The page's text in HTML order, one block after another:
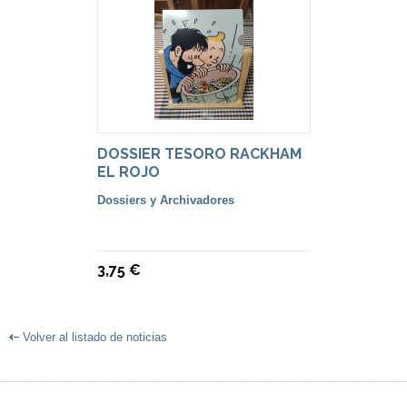
DOSSIER TESORO RACKHAM
EL ROJO
Dossiers y Archivadores
3,75 €
Volver al listado de noticias